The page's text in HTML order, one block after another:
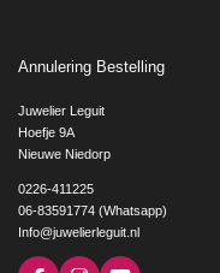
Annulering Bestelling
Juwelier Leguit
Hoefje 9A
Nieuwe Niedorp
0226-411225
06-83591774 (Whatsapp)
Info@juwelierleguit.nl